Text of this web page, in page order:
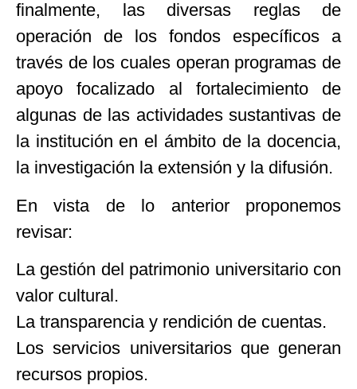
finalmente, las diversas reglas de
operación de los fondos específicos a
través de los cuales operan programas de
apoyo focalizado al fortalecimiento de
algunas de las actividades sustantivas de
la institución en el ámbito de la docencia,
la investigación la extensión y la difusión.
En vista de lo anterior proponemos
revisar:
La gestión del patrimonio universitario con
valor cultural.
La transparencia y rendición de cuentas.
Los servicios universitarios que generan
recursos propios.